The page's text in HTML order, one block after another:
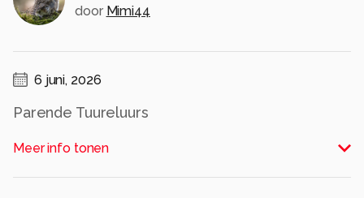
door Mimi44
6 juni, 2026
Parende Tuureluurs
Alle rechten voorbehouden
Meer info tonen